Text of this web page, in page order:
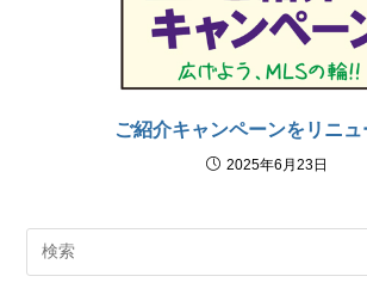
ご紹介キャンペーンをリニュ
2025年6月23日